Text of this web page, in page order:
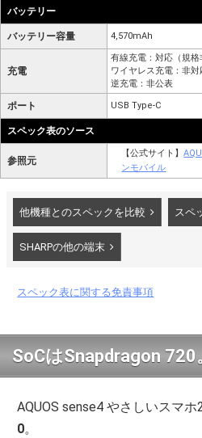
バッテリー
バッテリー容量 4,570mAh
充電
有線充電：対応（規格
ワイヤレス充電：非対
逆充電：非公表
ポート USB Type-C
スペック表のソース
参照元
【公式サイト】
ンモバイル
他機種とのスペックを比較 スペ
SHARPの他の端末
スペック表に関する免責事項
SoCはSnapdragon
AQUOS sense4 やさしいスマホ
0。